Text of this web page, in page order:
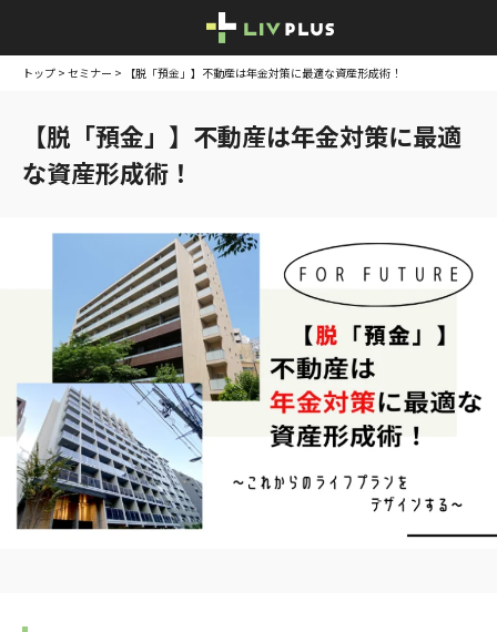
トップ > セミナー > 【脱「預金」】不動産は年金対策に最適な資産形成術！
【脱「預金」】不動産は年金対策に最適
な資産形成術！